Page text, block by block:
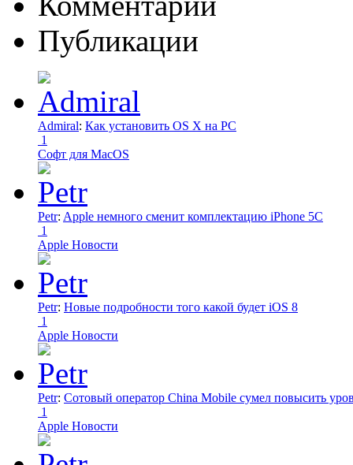
Публикации
Admiral: Как установить OS X на PC
1
Софт для MacOS
Petr: Apple немного сменит комплектацию iPhone 5C
1
Apple Новости
Petr: Новые подробности того какой будет iOS 8
1
Apple Новости
Petr: Сотовый оператор China Mobile сумел повысить
1
Apple Новости